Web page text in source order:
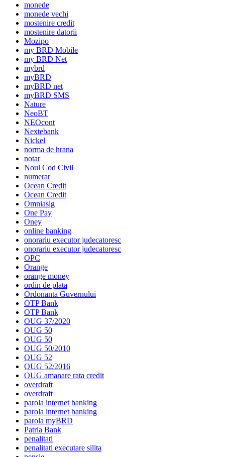
monede
monede vechi
mostenire credit
mostenire datorii
Mozipo
my BRD Mobile
my BRD Net
mybrd
myBRD
myBRD net
myBRD SMS
Nature
NeoBT
NEOcont
Nextebank
Nickel
norma de hrana
notar
Noul Cod Civil
numerar
Ocean Credit
Ocean Credit
Omniasig
One Pay
Oney
online banking
onorariu executor judecatoresc
onorariu executor judecatoresc
OPC
Orange
orange money
ordin de plata
Ordonanta Guvernului
OTP Bank
OTP Bank
OUG 37/2020
OUG 50
OUG 50
OUG 50/2010
OUG 52
OUG 52/2016
OUG amanare rata credit
overdraft
overdraft
parola internet banking
parola internet banking
parola myBRD
Patria Bank
penalitati
penalitati executare silita